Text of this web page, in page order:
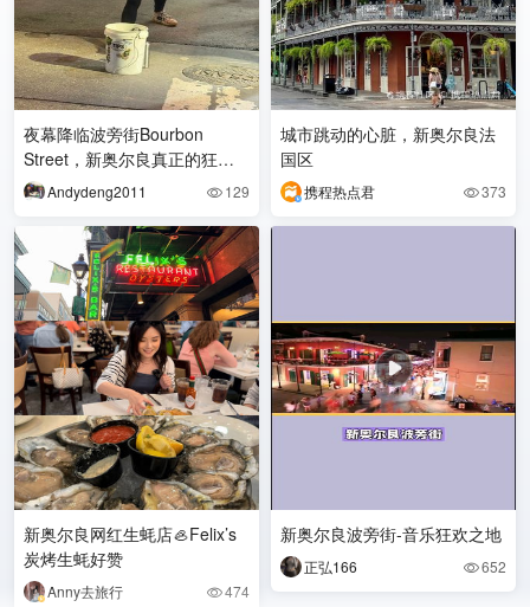
夜幕降临波旁街Bourbon
Street，新奥尔良真正的狂欢
才刚刚开场。 霓虹闪烁的法式
街巷，游荡
Andydeng2011  129
新奥尔良网红生蚝店🦪Felix’s
炭烤生蚝好赞
Anny去旅行 474
城市跳动的心脏，新奥尔良法
国区
携程热点君 373
新奥尔良波旁街-音乐狂欢之地
正弘166 652